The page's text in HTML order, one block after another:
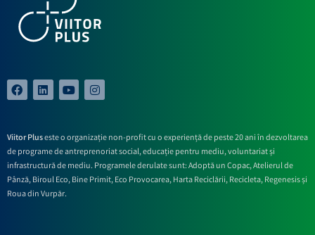
Viitor Pluseste o organizație non-profit cu o experiență de peste 20 ani în dezvoltarea
de programe de antreprenoriat social, educație pentru mediu, voluntariat și
infrastructură de mediu. Programele derulate sunt: Adoptă un Copac, Atelierul de
Pânză,Biroul Eco,Bine Primit,Eco Provocarea,Harta Reciclării,Recicleta, Regenesis și
Roua din Vurpăr.